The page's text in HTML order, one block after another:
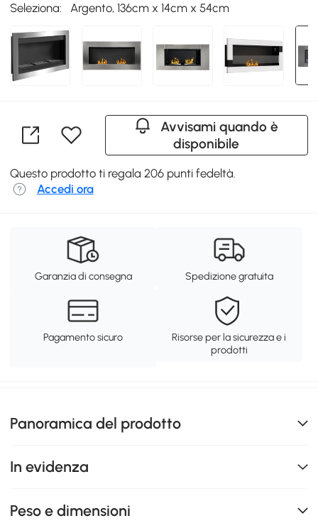
Seleziona: Argento, 136cm x 14cm x 54cm
Avvisami quando è
disponibile
Questo prodotto ti regala 206 punti fedeltà.
Accedi ora
Garanzia di consegna Spedizione gratuita
Pagamento sicuro
Risorse per la sicurezza e i
prodotti
Panoramica del prodotto
In evidenza
Peso e dimensioni